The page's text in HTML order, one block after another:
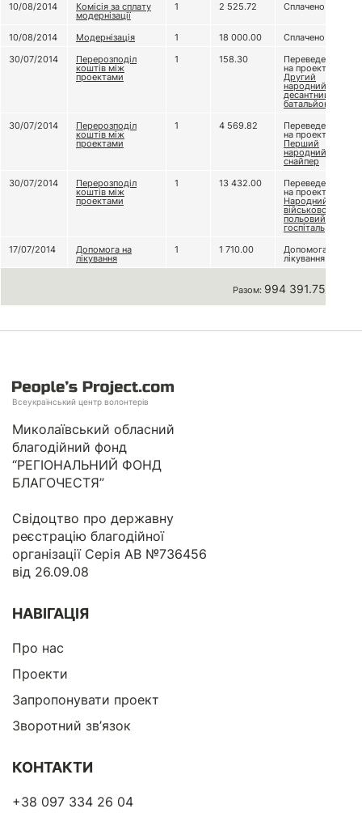
10/08/2014
Комісія за сплату
модернізації
1 2 525.72 Сплачено
10/08/2014 Модернізація 1 18 000.00
Сплачено
30/07/2014
Перерозподіл
коштів між
проектами
1 158.30 Переведено
на проект
Другий
народний
десантний
батальйон
30/07/2014
Перерозподіл
коштів між
проектами
1 4 569.82 Переведено
на проект
Перший
народний
снайпер
30/07/2014
Перерозподіл
коштів між
проектами
1 13 432.00 Переведено
на проект
Народний
військово-
польовий
госпіталь
17/07/2014
Допомога на
лікування
1 1 710.00 Допомога на
лікування
Разом: 994 391.75 грн
Всеукраїнський центр волонтерів
Миколаївський обласний
благодійний фонд
“РЕГІОНАЛЬНИЙ ФОНД
БЛАГОЧЕСТЯ”
Свідоцтво про державну
реєстрацію благодійної
організації Серія АВ №736456
від 26.09.08
НАВІГАЦІЯ
Про нас
Проекти
Запропонувати проект
Зворотний зв’язок
КОНТАКТИ
+38 097 334 26 04